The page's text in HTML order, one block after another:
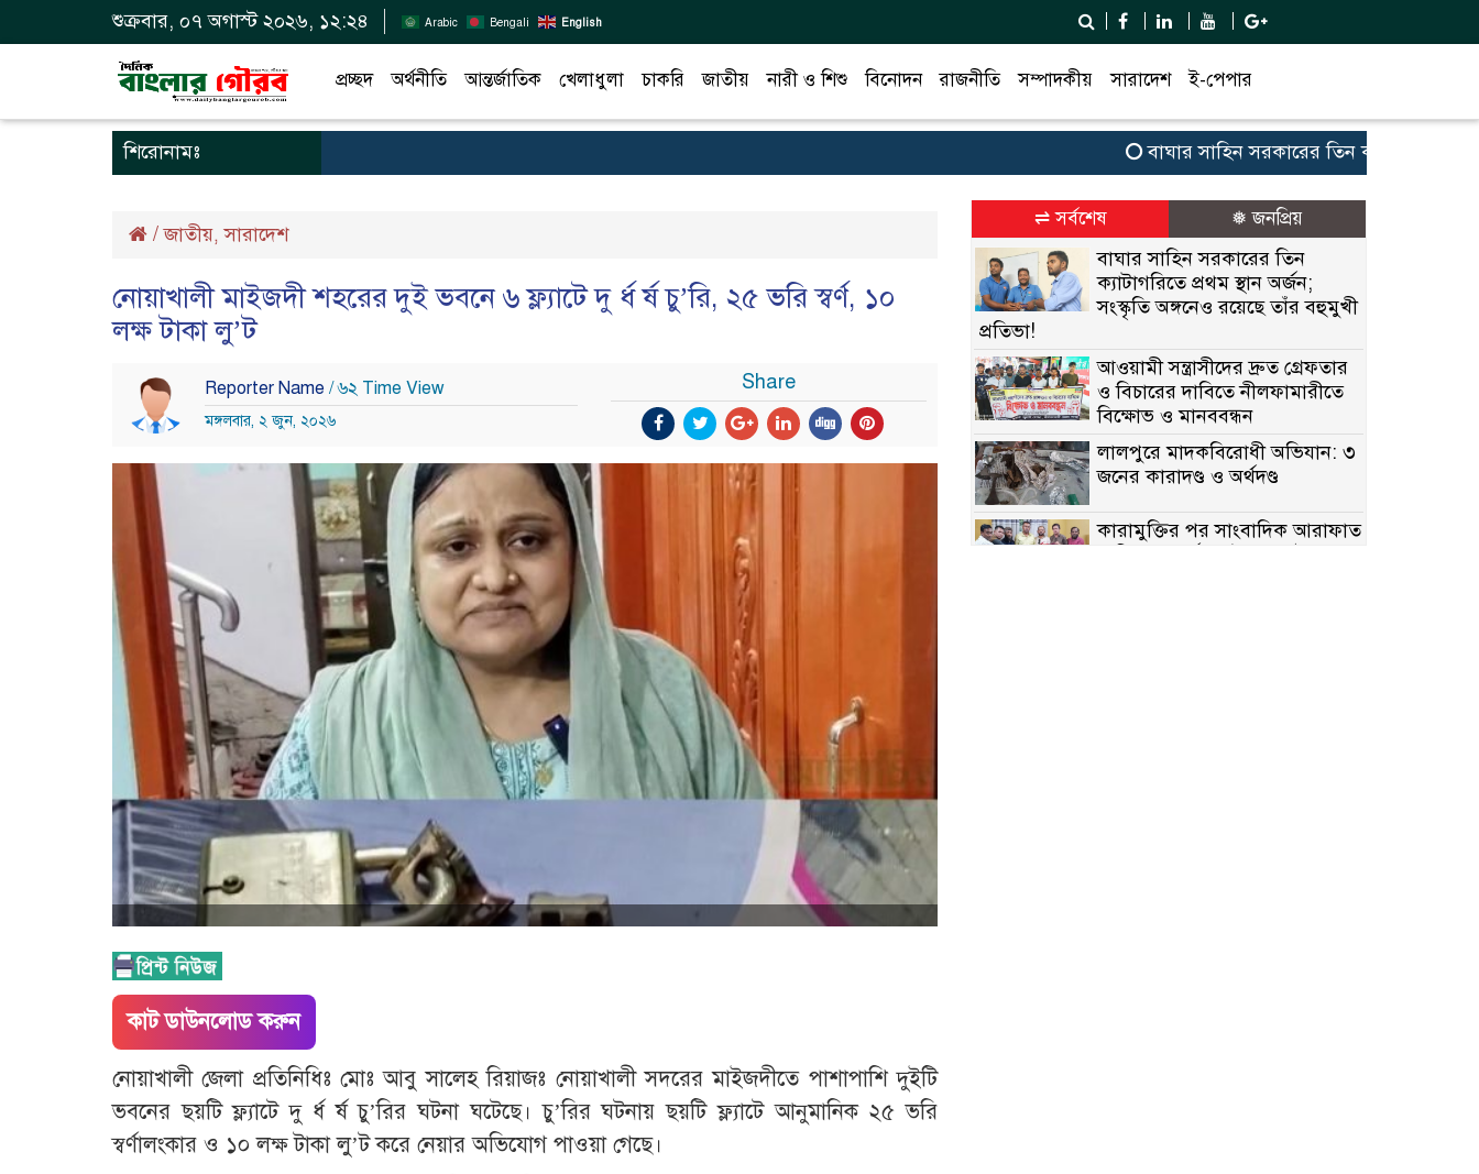
শুক্রবার, ০৭ অগাস্ট ২০২৬, ১২:২৪ Arabic Bengali English
প্রচ্ছদ অর্থনীতি আন্তর্জাতিক খেলাধুলা চাকরি জাতীয় নারী ও শিশু বিনোদন রাজনীতি সম্পাদকীয় সারাদেশ ই-পেপার
শিরোনামঃ বাঘার সাহিন সরকারের তিন ক্যাটাগরিতে প্রথম
/জাতীয়,সারাদেশ
নোয়াখালী মাইজদী শহরের দুই ভবনে ৬ ফ্ল্যাটে দু র্ধ র্ষ চু’রি, ২৫ ভরি স্বর্ণ, ১০
লক্ষ টাকা লু’ট
Reporter Name / ৬২ Time View
মঙ্গলবার, ২ জুন, ২০২৬
Share
কাট ডাউনলোড করুন
নোয়াখালী জেলা প্রতিনিধিঃ মোঃ আবু সালেহ রিয়াজঃ নোয়াখালী সদরের মাইজদীতে পাশাপাশি দুইটি
ভবনের ছয়টি ফ্ল্যাটে দু র্ধ র্ষ চু’রির ঘটনা ঘটেছে। চু’রির ঘটনায় ছয়টি ফ্ল্যাটে আনুমানিক ২৫ ভরি
স্বর্ণালংকার ও ১০ লক্ষ টাকা লু’ট করে নেয়ার অভিযোগ পাওয়া গেছে।
⇌ সর্বশেষ ❅ জনপ্রিয়
বাঘার সাহিন সরকারের তিন
ক্যাটাগরিতে প্রথম স্থান অর্জন;
সংস্কৃতি অঙ্গনেও রয়েছে তাঁর বহুমুখী
প্রতিভা!
আওয়ামী সন্ত্রাসীদের দ্রুত গ্রেফতার
ও বিচারের দাবিতে নীলফামারীতে
বিক্ষোভ ও মানববন্ধন
লালপুরে মাদকবিরোধী অভিযান: ৩
জনের কারাদণ্ড ও অর্থদণ্ড
কারামুক্তির পর সাংবাদিক আরাফাত